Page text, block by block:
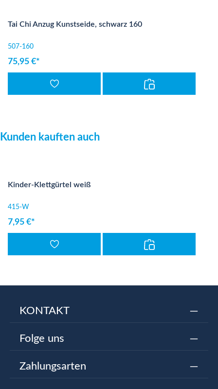
Tai Chi Anzug Kunstseide, schwarz 160
507-160
75,95 €*
Produktgalerie überspringen
Kunden kauften auch
Kinder-Klettgürtel weiß
415-W
7,95 €*
KONTAKT
Folge uns
Zahlungsarten